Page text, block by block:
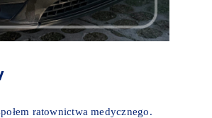
ratownictwa medycznego.